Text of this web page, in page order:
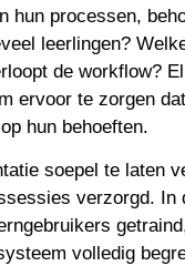
hun processen,
leerlingen?
de workflow?
ervoor te zorgen
hun behoeften.
soepel te laten
verzorgd. In
volledig